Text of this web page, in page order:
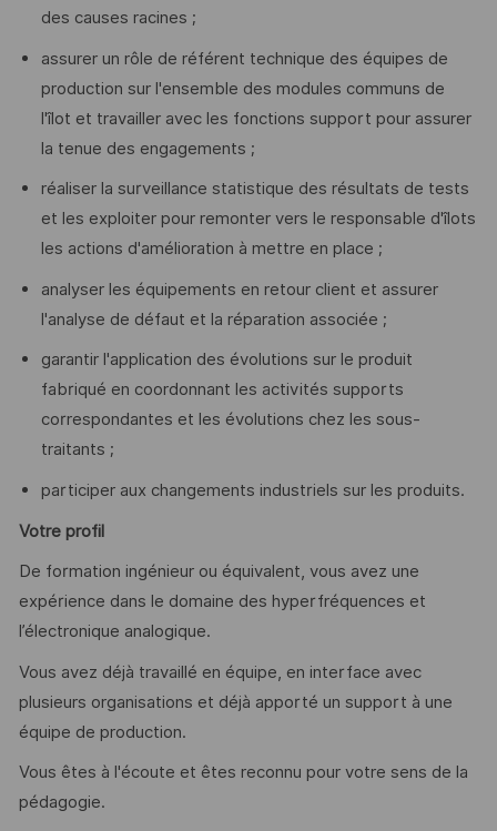
des causes racines ;
assurer un rôle de référent technique des équipes de
production sur l'ensemble des modules communs de
l'îlot et travailler avec les fonctions support pour assurer
la tenue des engagements ;
réaliser la surveillance statistique des résultats de tests
et les exploiter pour remonter vers le responsable d'îlots
les actions d'amélioration à mettre en place ;
analyser les équipements en retour client et assurer
l'analyse de défaut et la réparation associée ;
garantir l'application des évolutions sur le produit
fabriqué en coordonnant les activités supports
correspondantes et les évolutions chez les sous-
traitants ;
participer aux changements industriels sur les produits.
Votre profil
De formation ingénieur ou équivalent, vous avez une
expérience dans le domaine des hyperfréquences et
l’électronique analogique.
Vous avez déjà travaillé en équipe, en interface avec
plusieurs organisations et déjà apporté un support à une
équipe de production.
Vous êtes à l'écoute et êtes reconnu pour votre sens de la
pédagogie.